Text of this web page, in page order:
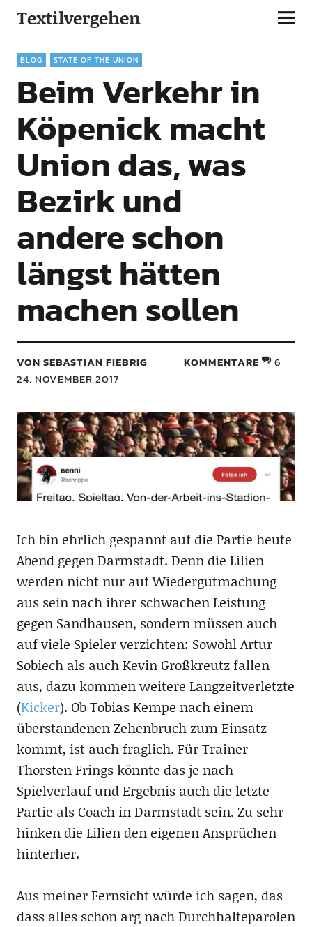
Textilvergehen
BLOG STATE OF THE UNION
Beim Verkehr in
Köpenick macht
Union das, was
Bezirk und
andere schon
längst hätten
machen sollen
VON SEBASTIAN FIEBRIG
24. NOVEMBER 2017
KOMMENTARE 6
Ich bin ehrlich gespannt auf die Partie heute
Abend gegen Darmstadt. Denn die Lilien
werden nicht nur auf Wiedergutmachung
aus sein nach ihrer schwachen Leistung
gegen Sandhausen, sondern müssen auch
auf viele Spieler verzichten: Sowohl Artur
Sobiech als auch Kevin Großkreutz fallen
aus, dazu kommen weitere Langzeitverletzte
(Kicker). Ob Tobias Kempe nach einem
überstandenen Zehenbruch zum Einsatz
kommt, ist auch fraglich. Für Trainer
Thorsten Frings könnte das je nach
Spielverlauf und Ergebnis auch die letzte
Partie als Coach in Darmstadt sein. Zu sehr
hinken die Lilien den eigenen Ansprüchen
hinterher.
Aus meiner Fernsicht würde ich sagen, das
dass alles schon arg nach Durchhalteparolen